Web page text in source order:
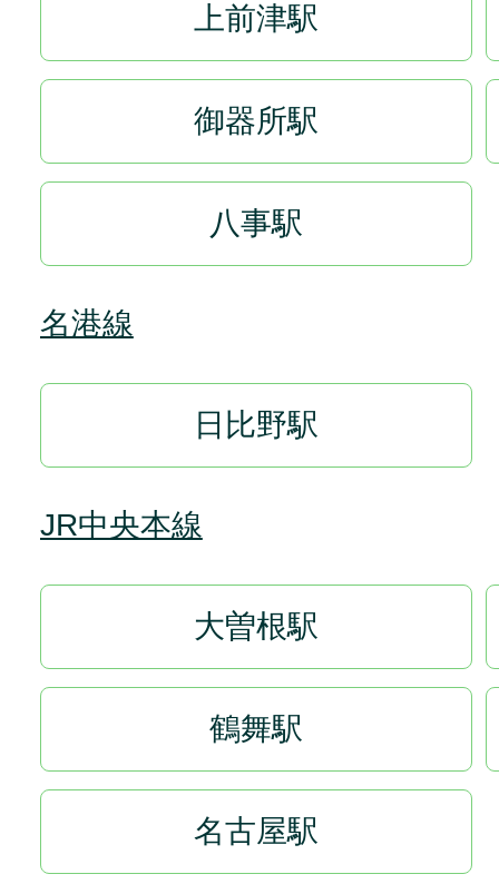
上前津駅
御器所駅
八事駅
名港線
日比野駅
JR中央本線
大曽根駅
鶴舞駅
名古屋駅